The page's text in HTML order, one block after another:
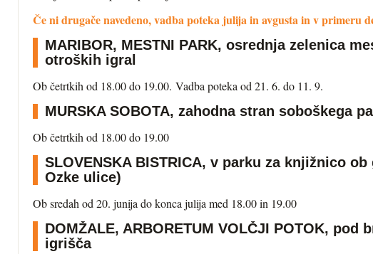
Če ni drugače navedeno, vadba poteka julija in avgusta in v primeru
MARIBOR, MESTNI PARK, osrednja zelenica
otroških igral
Ob četrtkih od 18.00 do 19.00. Vadba poteka od 21. 6. do 11. 9.
MURSKA SOBOTA, zahodna stran soboškega
Ob četrtkih od 18.00 do 19.00
SLOVENSKA BISTRICA, v parku za knjižnico
Ozke ulice)
Ob sredah od 20. junija do konca julija med 18.00 in 19.00
DOMŽALE, ARBORETUM VOLČJI POTOK, pod
igrišča